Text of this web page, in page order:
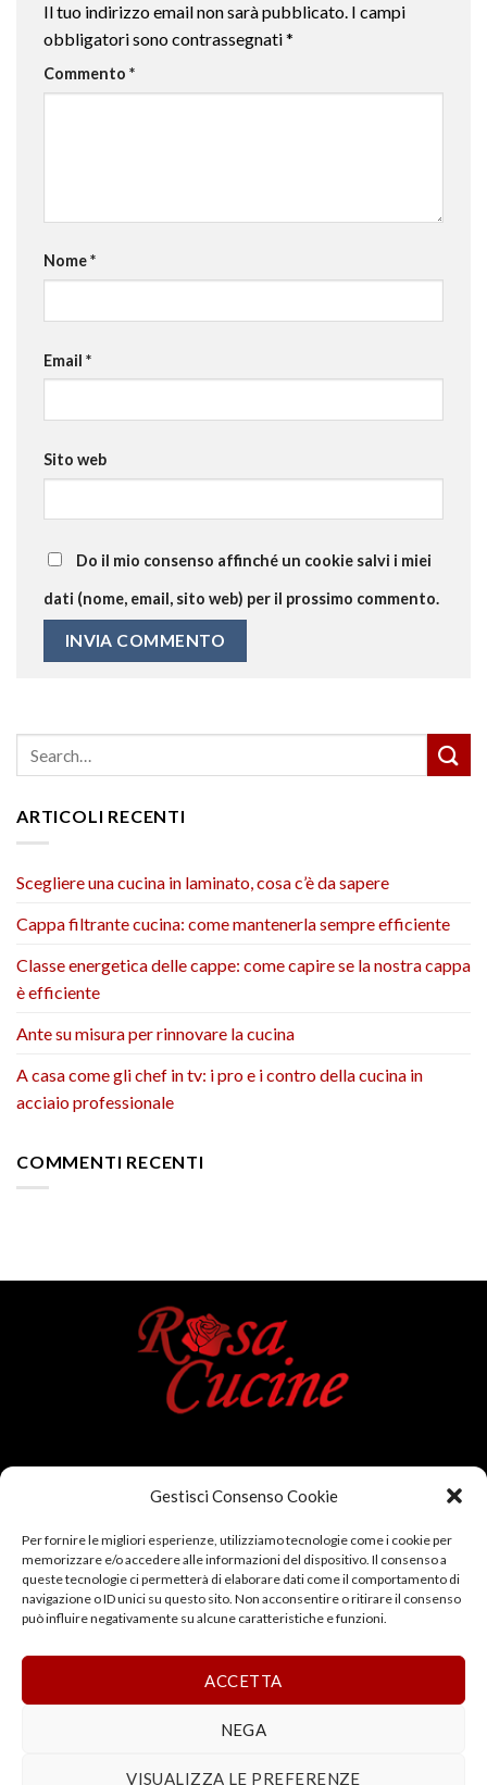
Gestisci Consenso Cookie
Per fornire le migliori esperienze, utilizziamo tecnologie come i cookie per
memorizzare e/o accedere alle informazioni del dispositivo. Il consenso a
queste tecnologie ci permetterà di elaborare dati come il comportamento di
navigazione o ID unici su questo sito. Non acconsentire o ritirare il consenso
può influire negativamente su alcune caratteristiche e funzioni.
ACCETTA
NEGA
VISUALIZZA LE PREFERENZE
Il tuo indirizzo email non sarà pubblicato. I campi
obbligatori sono contrassegnati*
Commento *
Nome*
Email *
Sito web
Do il mio consenso affinché un cookie salvi i miei
dati (nome, email, sito web) per il prossimo commento.
ARTICOLI RECENTI
Scegliere una cucina in laminato, cosa c’è da sapere
Cappa filtrante cucina: come mantenerla sempre efficiente
Classe energetica delle cappe: come capire se la nostra cappa
è efficiente
Ante su misura per rinnovare la cucina
A casa come gli chef in tv: i pro e i contro della cucina in
acciaio professionale
COMMENTI RECENTI
PRIVACY POLICY|COOKIE POLICY
Tel0577 304143| Fax0577 306048